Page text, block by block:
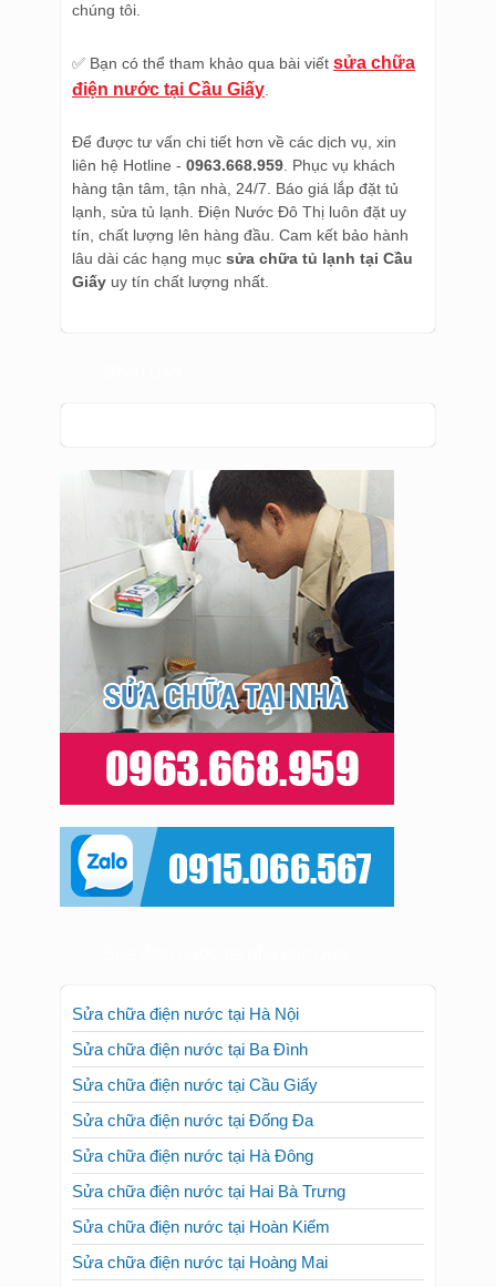
chúng tôi.
✅ Bạn có thể tham khảo qua bài viết sửa chữa
điện nước tại Cầu Giấy.
Để được tư vấn chi tiết hơn về các dịch vụ, xin
liên hệ Hotline - 0963.668.959. Phục vụ khách
hàng tận tâm, tận nhà, 24/7. Báo giá lắp đặt tủ
lạnh, sửa tủ lạnh. Điện Nước Đô Thị luôn đặt uy
tín, chất lượng lên hàng đầu. Cam kết bảo hành
lâu dài các hạng mục sửa chữa tủ lạnh tại Cầu
Giấy uy tín chất lượng nhất.
Sửa chữa điện nước tại Hà Nội
Sửa chữa điện nước tại Ba Đình
Sửa chữa điện nước tại Cầu Giấy
Sửa chữa điện nước tại Đống Đa
Sửa chữa điện nước tại Hà Đông
Sửa chữa điện nước tại Hai Bà Trưng
Sửa chữa điện nước tại Hoàn Kiếm
Sửa chữa điện nước tại Hoàng Mai